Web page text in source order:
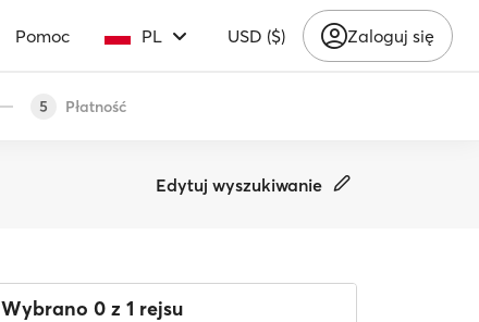
Pomoc PL USD ($) Zaloguj się
5 Płatność
Edytuj wyszukiwanie
Wybrano 0 z 1 rejsu